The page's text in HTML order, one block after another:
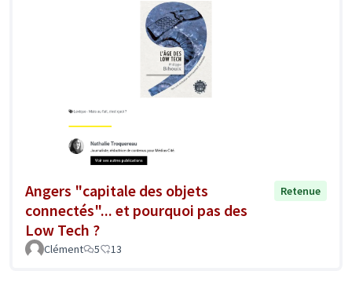
Angers "capitale des objets
connectés"... et pourquoi pas des
Low Tech ?
Retenue
Clément 5 13